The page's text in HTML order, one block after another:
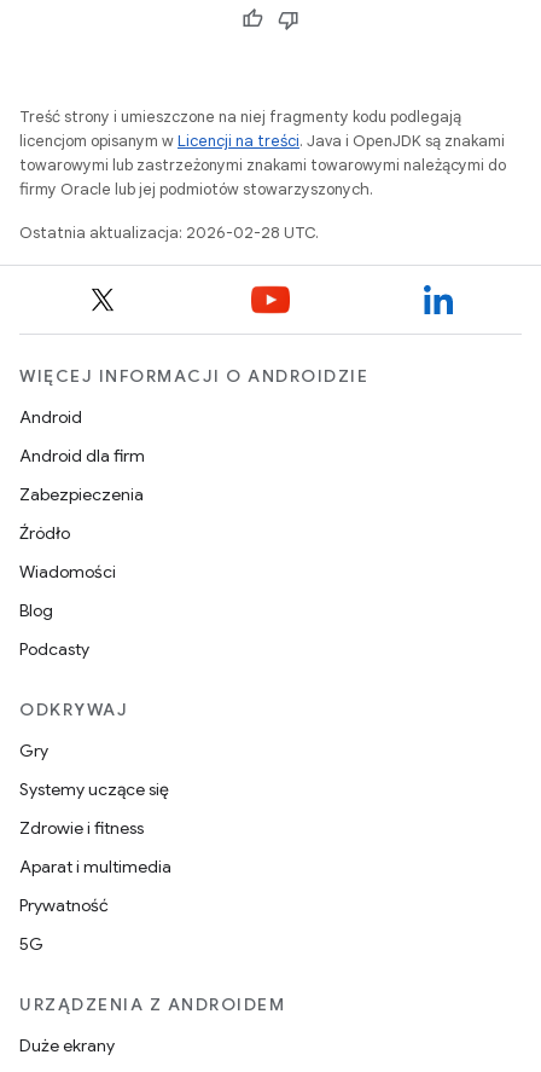
Treść strony i umieszczone na niej fragmenty kodu podlegają
licencjom opisanym wLicencji na treści. Java i OpenJDK są znakami
towarowymi lub zastrzeżonymi znakami towarowymi należącymi do
firmy Oracle lub jej podmiotów stowarzyszonych.
Ostatnia aktualizacja: 2026-02-28 UTC.
WIĘCEJ INFORMACJI O ANDROIDZIE
Android
Android dla firm
Zabezpieczenia
Źródło
Wiadomości
Blog
Podcasty
ODKRYWAJ
Gry
Systemy uczące się
Zdrowie i fitness
Aparat i multimedia
Prywatność
5G
URZĄDZENIA Z ANDROIDEM
Duże ekrany